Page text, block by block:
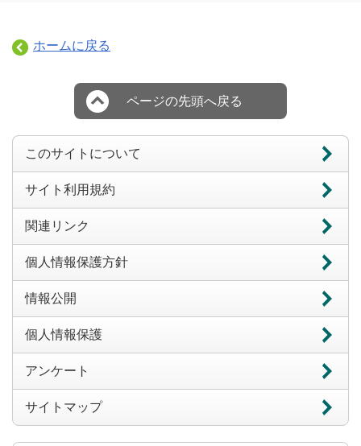
ホームに戻る
ページの先頭へ戻る
このサイトについて
サイト利用規約
関連リンク
個人情報保護方針
情報公開
個人情報保護
アンケート
サイトマップ